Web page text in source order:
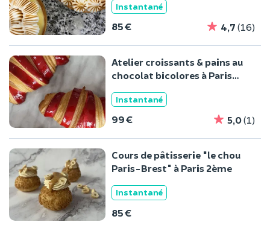
Instantané
85 € 4,7 (16)
Atelier croissants & pains au
chocolat bicolores à Paris
Instantané
99 € 5,0(1)
Cours de pâtisserie "le chou
Paris-Brest" à Paris 2ème
Instantané
85 €